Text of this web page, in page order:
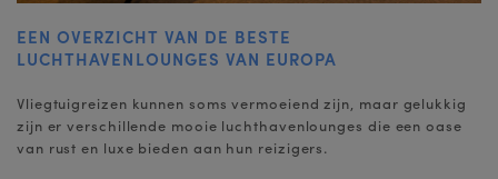
EEN OVERZICHT VAN DE BESTE
LUCHTHAVENLOUNGES VAN EUROPA
Vliegtuigreizen kunnen soms vermoeiend zijn, maar gelukkig
zijn er verschillende mooie luchthavenlounges die een oase
van rust en luxe bieden aan hun reizigers.